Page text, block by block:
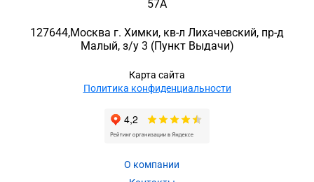
57A
127644,Москва г. Химки, кв-л Лихачевский, пр-д
Малый, з/у 3 (Пункт Выдачи)
Карта сайта
Политика конфиденциальности
О компании